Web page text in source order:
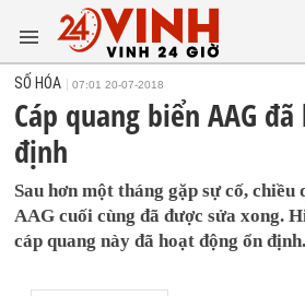
SỐ HÓA 07:01 20-07-2018
Cáp quang biển AAG
định
Sau hơn một tháng gặp sự cố, chiều
AAG cuối cùng đã được sửa xong.
cáp quang này đã hoạt động ổn định.